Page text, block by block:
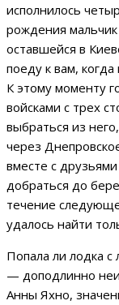
исполнилось
рождения
оставшейся в
поеду к вам,
К этому моменту
войсками с трех
выбраться из
через
вместе с
добраться до
течение
удалось найти
Попала ли лодка
— доподлинно
Анны Яхно,